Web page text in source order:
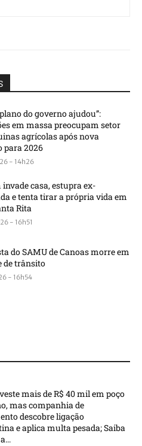
do governo ajudou”:
em massa preocupam setor
agrícolas após nova
para 2026
- 14h26
casa, estupra ex-
e tenta tirar a própria vida em
Rita
- 16h51
do SAMU de Canoas morre em
de trânsito
- 16h54
mais de R$ 40 mil em poço
mas companhia de
descobre ligação
e aplica multa pesada; Saiba